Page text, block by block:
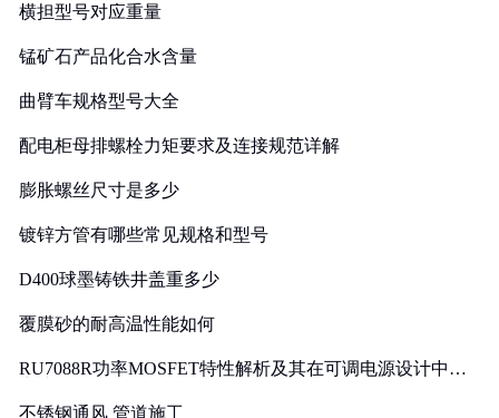
横担型号对应重量
锰矿石产品化合水含量
曲臂车规格型号大全
配电柜母排螺栓力矩要求及连接规范详解
膨胀螺丝尺寸是多少
镀锌方管有哪些常见规格和型号
D400球墨铸铁井盖重多少
覆膜砂的耐高温性能如何
RU7088R功率MOSFET特性解析及其在可调电源设计中的
不锈钢通风 管道施工